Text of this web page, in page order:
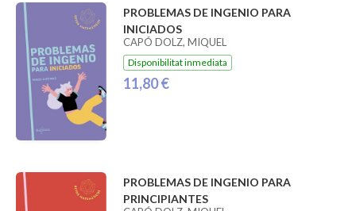
PROBLEMAS DE INGENIO PARA
INICIADOS
CAPÓ DOLZ, MIQUEL
Disponibilitat inmediata
11,80 €
PROBLEMAS DE INGENIO PARA
PRINCIPIANTES